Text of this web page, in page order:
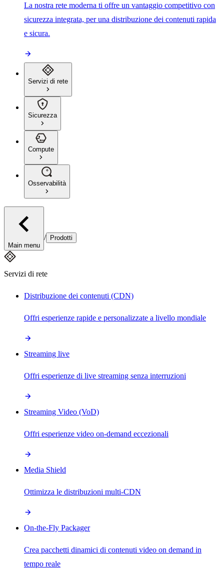
La nostra rete moderna ti offre un vantaggio competitivo con
sicurezza integrata, per una distribuzione dei contenuti rapida
e sicura.
Servizi di rete
Sicurezza
Compute
Osservabilità
Main menu
/ Prodotti
Servizi di rete
Distribuzione dei contenuti (CDN)
Offri esperienze rapide e personalizzate a livello mondiale
Streaming live
Offri esperienze di live streaming senza interruzioni
Streaming Video (VoD)
Offri esperienze video on-demand eccezionali
Media Shield
Ottimizza le distribuzioni multi-CDN
On-the-Fly Packager
Crea pacchetti dinamici di contenuti video on demand in
tempo reale